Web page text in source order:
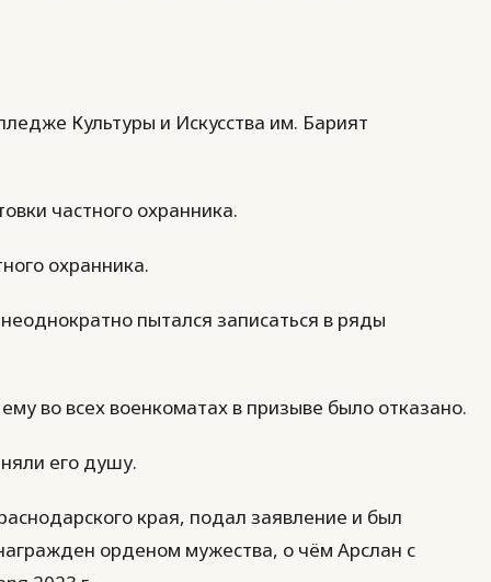
Культуры и Искусства им. Барият
частного охранника.
охранника.
пытался записаться в ряды
во всех военкоматах в призыве было отказано.
его душу.
края, подал заявление и был
орденом мужества, о чём Арслан с